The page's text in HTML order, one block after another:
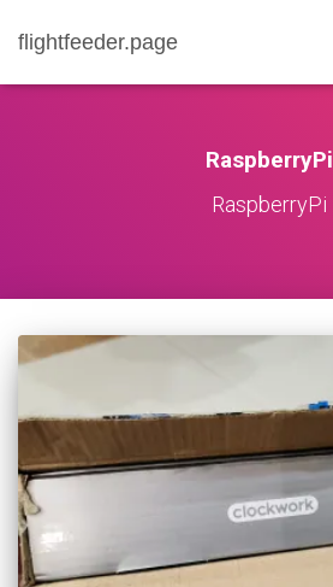
flightfeeder.page
RaspberryPi
RaspberryPi